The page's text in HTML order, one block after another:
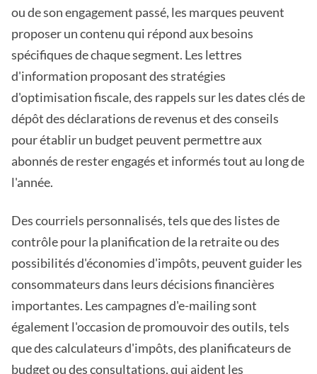
ou de son engagement passé, les marques peuvent
proposer un contenu qui répond aux besoins
spécifiques de chaque segment. Les lettres
d'information proposant des stratégies
d'optimisation fiscale, des rappels sur les dates clés de
dépôt des déclarations de revenus et des conseils
pour établir un budget peuvent permettre aux
abonnés de rester engagés et informés tout au long de
l'année.
Des courriels personnalisés, tels que des listes de
contrôle pour la planification de la retraite ou des
possibilités d'économies d'impôts, peuvent guider les
consommateurs dans leurs décisions financières
importantes. Les campagnes d'e-mailing sont
également l'occasion de promouvoir des outils, tels
que des calculateurs d'impôts, des planificateurs de
budget ou des consultations, qui aident les